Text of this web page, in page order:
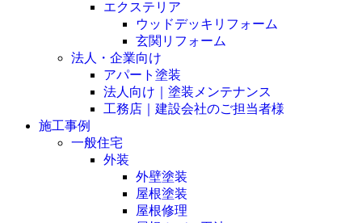
エクステリア
ウッドデッキリフォーム
玄関リフォーム
法人・企業向け
アパート塗装
法人向け｜塗装メンテナンス
工務店｜建設会社のご担当者様
施工事例
一般住宅
外装
外壁塗装
屋根塗装
屋根修理